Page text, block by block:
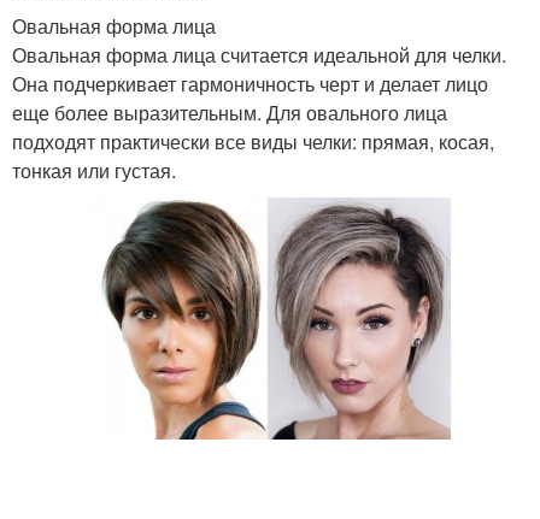
Овальная форма лица
Овальная форма лица считается идеальной для челки.
Она подчеркивает гармоничность черт и делает лицо
еще более выразительным. Для овального лица
подходят практически все виды челки: прямая, косая,
тонкая или густая.